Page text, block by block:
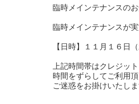
臨時メインテナンスの
臨時メインテナンスが
【日時】１１月１６日
上記時間帯はクレジッ
時間をずらしてご利用
ご迷惑をお掛けいたし